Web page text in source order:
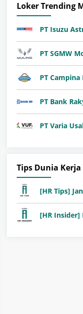
Loker Trending
PT Isuzu
PT SGMW
PT
PT Varia
Tips Dunia Kerja